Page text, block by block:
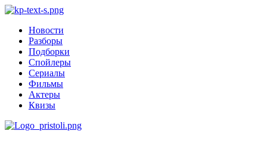
Новости
Разборы
Подборки
Спойлеры
Сериалы
Фильмы
Актеры
Квизы